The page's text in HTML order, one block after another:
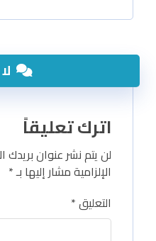
اترك تعليقاً
لن يتم نشر عنوان بريدك
الإلزامية مشار إليها بـ*
التعليق*